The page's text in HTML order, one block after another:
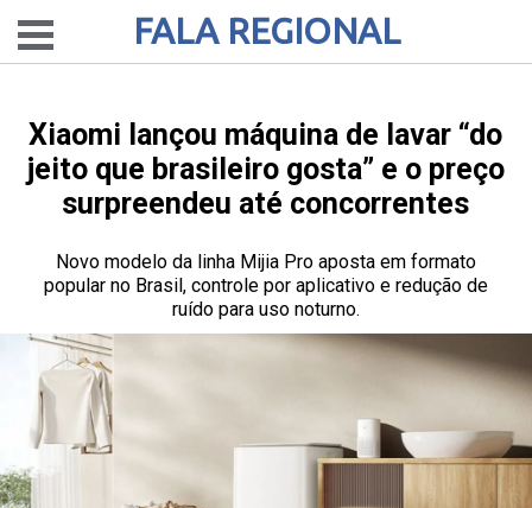
FALA REGIONAL
Xiaomi lançou máquina de lavar “do
jeito que brasileiro gosta” e o preço
surpreendeu até concorrentes
Novo modelo da linha Mijia Pro aposta em formato
popular no Brasil, controle por aplicativo e redução de
ruído para uso noturno.